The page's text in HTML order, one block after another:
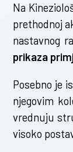
Na
prethodnoj
nastavnog
prikaza
Posebno je
njegovim
vrednuju
visoko